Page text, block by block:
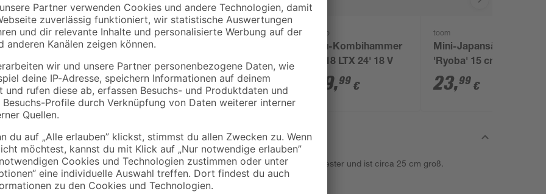
Einhell
Akku-Heckenschere
'GC-CH 1846 Li Kit'
46 cm 18 V mit Akku
99,99€
Metabo
lm IP 54
109,99€
Metabo
Akku-Kombihammer
'KH 18 LTX 24' 18 V
189,99 €
toom
Mini-Japansäge
'Ryoba' 15 cm
23,99 €
Die niedliche Plüschfigur 'Zolli' besteht aus Polyester und ist circa 25 cm groß.